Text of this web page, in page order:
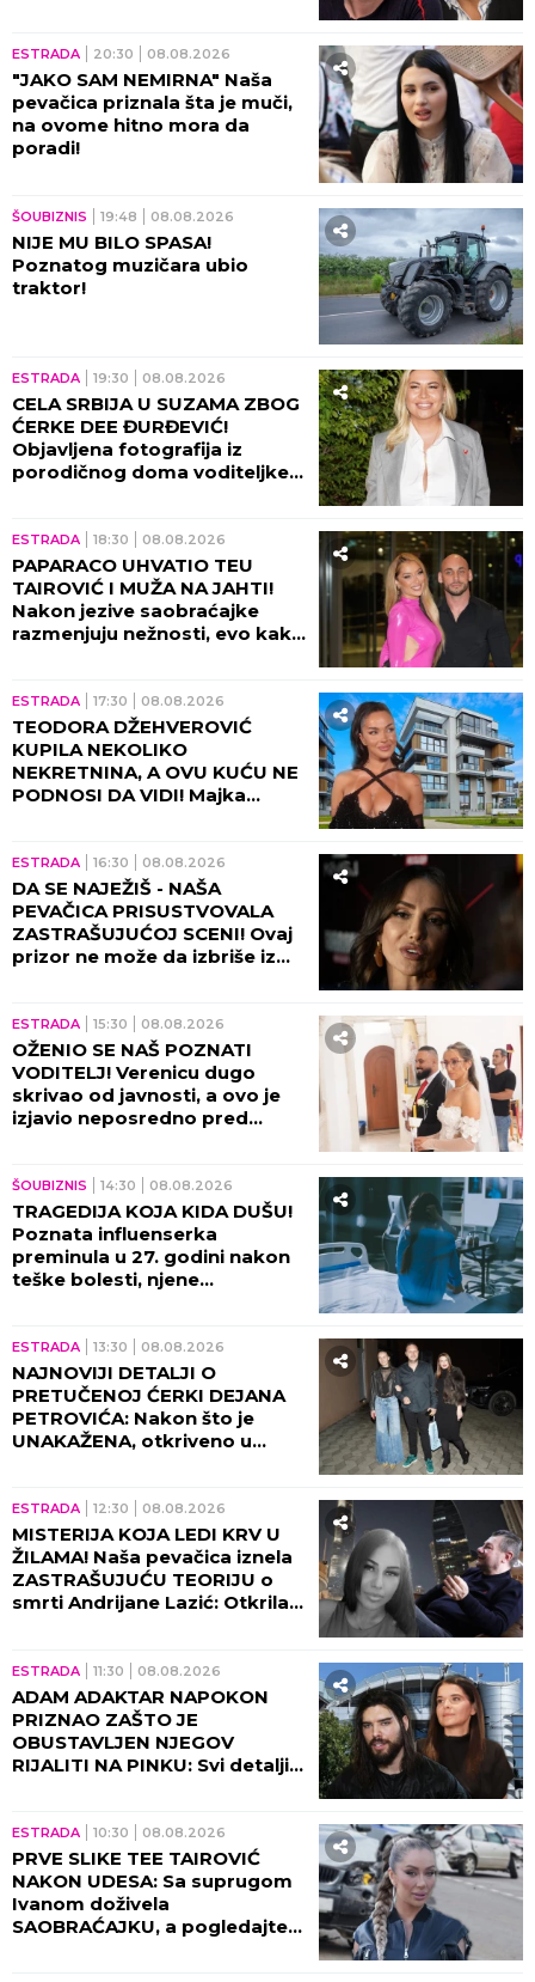
ESTRADA 20:30 08.08.2026
"JAKO SAM NEMIRNA" Naša
pevačica priznala šta je muči,
na ovome hitno mora da
poradi!
ŠOUBIZNIS 19:48 08.08.2026
NIJE MU BILO SPASA!
Poznatog muzičara ubio
traktor!
ESTRADA 19:30 08.08.2026
CELA SRBIJA U SUZAMA ZBOG
ĆERKE DEE ĐURĐEVIĆ!
Objavljena fotografija iz
porodičnog doma voditeljke,
ESTRADA 18:30 08.08.2026
PAPARACO UHVATIO TEU
TAIROVIĆ I MUŽA NA JAHTI!
Nakon jezive saobraćajke
razmenjuju nežnosti, evo kako
ESTRADA 17:30 08.08.2026
TEODORA DŽEHVEROVIĆ
KUPILA NEKOLIKO
NEKRETNINA, A OVU KUĆU NE
PODNOSI DA VIDI! Majka
ESTRADA 16:30 08.08.2026
DA SE NAJEŽIŠ - NAŠA
PEVAČICA PRISUSTVOVALA
ZASTRAŠUJUĆOJ SCENI! Ovaj
prizor ne može da izbriše iz
ESTRADA 15:30 08.08.2026
OŽENIO SE NAŠ POZNATI
VODITELJ! Verenicu dugo
skrivao od javnosti, a ovo je
izjavio neposredno pred
ŠOUBIZNIS 14:30 08.08.2026
TRAGEDIJA KOJA KIDA DUŠU!
Poznata influenserka
preminula u 27. godini nakon
teške bolesti, njene
ESTRADA 13:30 08.08.2026
NAJNOVIJI DETALJI O
PRETUČENOJ ĆERKI DEJANA
PETROVIĆA: Nakon što je
UNAKAŽENA, otkriveno u
ESTRADA 12:30 08.08.2026
MISTERIJA KOJA LEDI KRV U
ŽILAMA! Naša pevačica iznela
ZASTRAŠUJUĆU TEORIJU o
smrti Andrijane Lazić: Otkrila
ESTRADA 11:30 08.08.2026
ADAM ADAKTAR NAPOKON
PRIZNAO ZAŠTO JE
OBUSTAVLJEN NJEGOV
RIJALITI NA PINKU: Svi detalji
ESTRADA 10:30 08.08.2026
PRVE SLIKE TEE TAIROVIĆ
NAKON UDESA: Sa suprugom
Ivanom doživela
SAOBRAĆAJKU, a pogledajte